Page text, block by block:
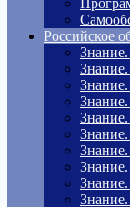
Российское
Знание.